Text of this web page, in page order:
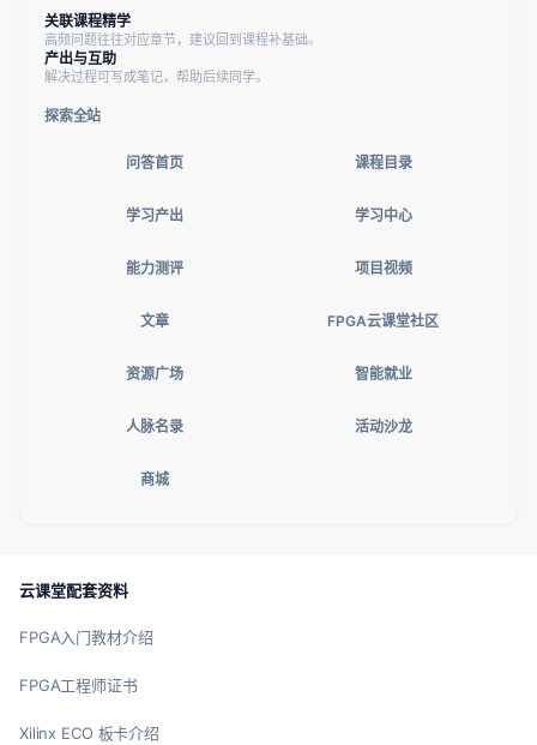
关联课程精学
高频问题往往对应章节，建议回到课程补基础。
产出与互助
解决过程可写成笔记，帮助后续同学。
探索全站
问答首页 课程目录
学习产出 学习中心
能力测评 项目视频
文章 FPGA云课堂社区
资源广场 智能就业
人脉名录 活动沙龙
商城
云课堂配套资料
FPGA入门教材介绍
FPGA工程师证书
Xilinx ECO 板卡介绍